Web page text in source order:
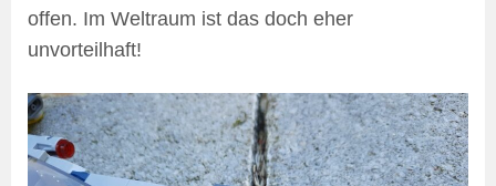
offen. Im Weltraum ist das doch eher
unvorteilhaft!